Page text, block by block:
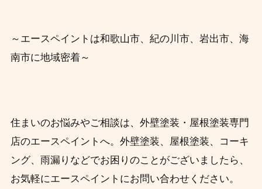
～エースペイントは和歌山市、紀の川市、岩出市、海
南市に地域密着～
住まいのお悩みやご相談は、外壁塗装・屋根塗装専門
店のエースペイントへ。外壁塗装、屋根塗装、コーキ
ング、雨漏りなどでお困りのことがございましたら、
お気軽にエースペイントにお問い合わせください。